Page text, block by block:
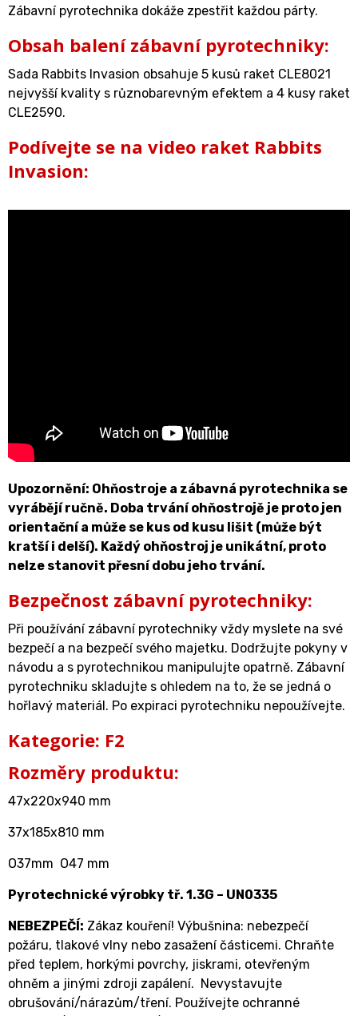
Zábavní pyrotechnika dokáže zpestřit každou párty.
Obsah balení zábavní pyrotechniky:
Sada Rabbits Invasion obsahuje 5 kusů raket CLE8021
nejvyšší kvality s různobarevným efektem a 4 kusy raket
CLE2590.
Podívejte se na video raket Rabbits
Invasion:
Upozornění: Ohňostroje a zábavná pyrotechnika se
vyrábějí ručně. Doba trvání ohňostrojě je proto jen
orientační a může se kus od kusu lišit (může být
kratší i delší). Každý ohňostroj je unikátní, proto
nelze stanovit přesní dobu jeho trvání.
Bezpečnost zábavní pyrotechniky:
Při používání zábavní pyrotechniky vždy myslete na své
bezpečí a na bezpečí svého majetku. Dodržujte pokyny v
návodu a s pyrotechnikou manipulujte opatrně. Zábavní
pyrotechniku skladujte s ohledem na to, že se jedná o
hořlavý materiál. Po expiraci pyrotechniku nepoužívejte.
Kategorie: F2
Rozměry produktu:
47x220x940 mm
37x185x810 mm
O37mm O47 mm
Pyrotechnické výrobky tř. 1.3G – UN0335
NEBEZPEČÍ: Zákaz kouření! Výbušnina: nebezpečí
požáru, tlakové vlny nebo zasažení částicemi. Chraňte
před teplem, horkými povrchy, jiskrami, otevřeným
ohněm a jinými zdroji zapálení. Nevystavujte
obrušování/nárazům/tření. Používejte ochranné